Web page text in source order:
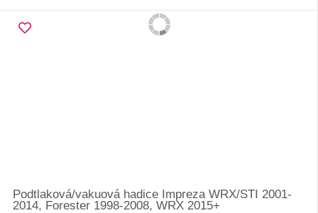
Podtlaková/vakuová hadice Impreza WRX/STI 2001-
2014, Forester 1998-2008, WRX 2015+